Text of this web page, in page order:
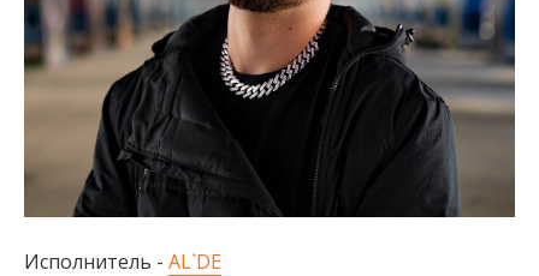
Исполнитель - AL`DE